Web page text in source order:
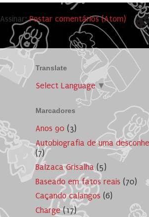
Assinar:Postar comentários (Atom)
Translate
Select Language ▼
Marcadores
Anos 90 (3)
Autobiografia de uma
(7)
Balzaca Grisalha (5)
Baseado em fatos reais (70)
Caçando calangos (6)
Charge (17)